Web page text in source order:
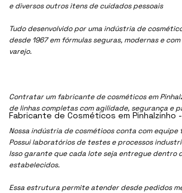
e diversos outros itens de cuidados pessoais
Tudo desenvolvido por uma indústria de
desde 1967 em fórmulas seguras, modernas e
varejo.
Contratar um fabricante de cosméticos em
de linhas completas com agilidade, segurança e
Nossa indústria de cosmétioos conta com
Possui laboratórios de testes e processos
Isso garante que cada lote seja entregue dentro
estabelecidos.
Essa estrutura permite atender desde pedidos
Fabricante de Cosméticos em Pinhalzinho